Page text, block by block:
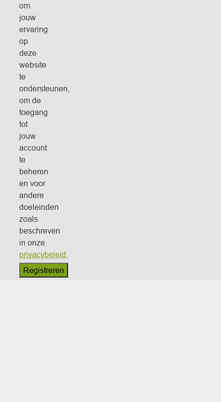
om
jouw
ervaring
op
deze
website
te
ondersteunen,
om de
toegang
tot
jouw
account
te
beheren
en voor
andere
doeleinden
zoals
beschreven
in onze
privacybeleid
Registreren